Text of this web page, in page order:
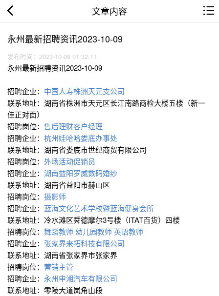
文章内容
永州最新招聘资讯2023-10-09
发布时间：2023-10-09 01:32:11
永州最新招聘资讯2023-10-09
招聘企业： 中国人寿株洲天元支公司
联系地址：湖南省株洲市天元区长江南路商检大楼五楼（新一
佳正对面）
招聘岗位： 售后理财客户经理
招聘企业： 杭州娃哈哈娄底办事处
联系地址：湖南省娄底市世纪商贸有限公司
招聘岗位： 外场活动促销员
招聘企业： 湖南益阳罗威数码婚纱
联系地址：湖南省益阳市赫山区
招聘岗位： 摄影师
招聘企业： 蓝海文化艺术学校暨蓝海健身会所
联系地址：冷水滩区舜德摩尔3号楼（ITAT百货）四楼
招聘岗位： 舞蹈教师 幼儿园教师英语教师
招聘企业： 张家界来拓科技有限公司
联系地址：湖南省张家界市张家界
招聘岗位： 营销主管
招聘企业： 永州申湘汽车有限公司
联系地址：零陵大道岚角山段